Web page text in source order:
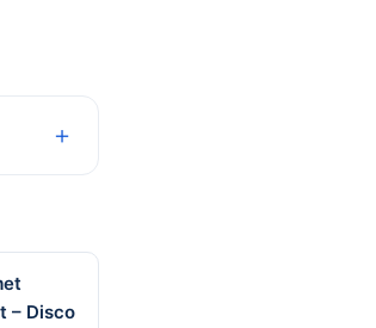
– Disco